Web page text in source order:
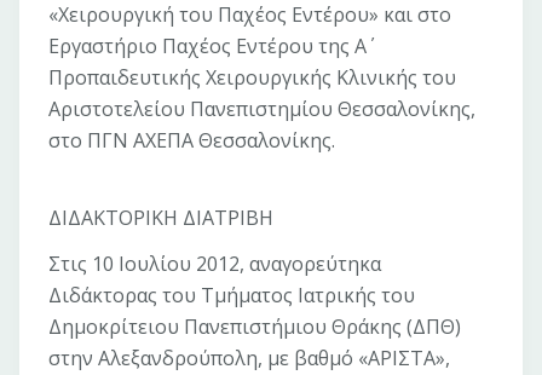
«Χειρουργική του Παχέος Εντέρου» και στο
Εργαστήριο Παχέος Εντέρου της Α΄
Προπαιδευτικής Χειρουργικής Κλινικής του
Αριστοτελείου Πανεπιστημίου Θεσσαλονίκης,
στο ΠΓΝ ΑΧΕΠΑ Θεσσαλονίκης.
ΔΙΔΑΚΤΟΡΙΚΗ ΔΙΑΤΡΙΒΗ
Στις 10 Ιουλίου 2012, αναγορεύτηκα
Διδάκτορας του Τμήματος Ιατρικής του
Δημοκρίτειου Πανεπιστήμιου Θράκης (ΔΠΘ)
στην Αλεξανδρούπολη, με βαθμό «ΑΡΙΣΤΑ»,